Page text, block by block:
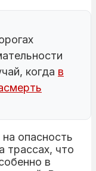
когда в
опасность
трассах, что
в